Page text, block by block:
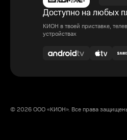
Доступно на любых
КИОН в твоей приставке,
устройствах
© 2026 ООО «КИОН». Все права